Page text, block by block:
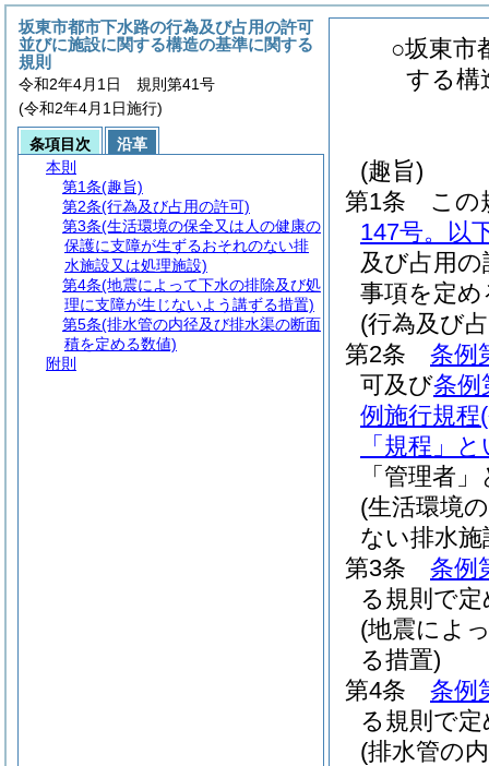
○坂東市
する構
(趣旨)
第1条
この
147号。以
及び占用
事項を定
(行為及び
第2条
条例
可及び条例
例施行規程
「規程」
「管理者
(生活環境
ない排水
第3条
条例
る規則で
(地震によ
る措置)
第4条
条例
る規則で
(排水管の
坂東市都市下水路の行為及び占用の許可
並びに施設に関する構造の基準に関する
規則
令和2年4月1日 規則第41号
(令和2年4月1日施行)
条項目次
沿革
本則
第1条(趣旨)
第2条(行為及び占用の許可)
第3条(生活環境の保全又は人の健康の
保護に支障が生ずるおそれのない排
水施設又は処理施設)
第4条(地震によって下水の排除及び処
理に支障が生じないよう講ずる措置)
第5条(排水管の内径及び排水渠の断面
積を定める数値)
附則